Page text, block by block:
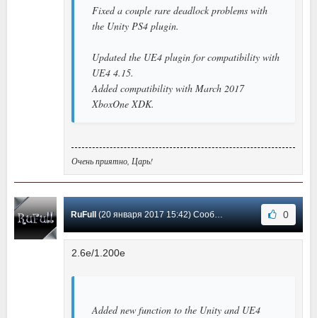
Fixed a couple rare deadlock problems with
the Unity PS4 plugin.
Updated the UE4 plugin for compatibility with
UE4 4.15.
Added compatibility with March 2017
XboxOne XDK.
Очень приятно, Царь!
RuFull (20 января 2017 15:42) Сообщение #61 0
2.6e/1.200e
Added new function to the Unity and UE4